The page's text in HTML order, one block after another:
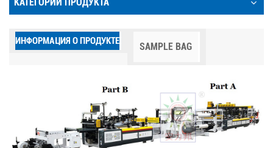
ИНФОРМАЦИЯ О ПРОДУКТЕ SAMPLE BAG